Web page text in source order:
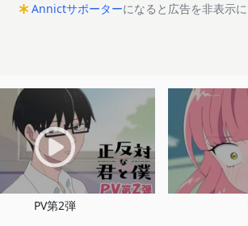
Annictサポーターになると広告を非表示に
PV第2弾